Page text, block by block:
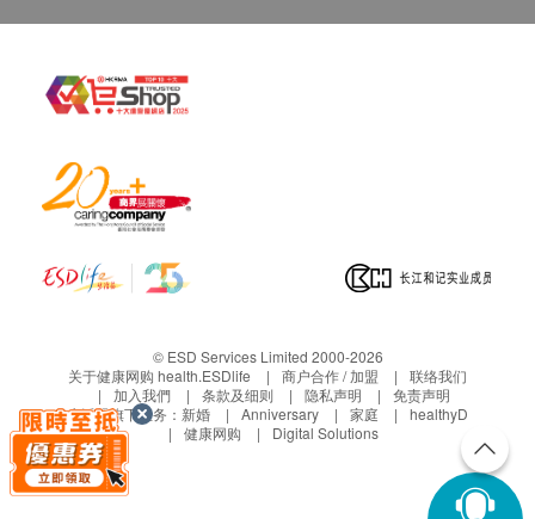
© ESD Services Limited 2000-2026
关于健康网购 health.ESDlife
商户合作 / 加盟
联络我们
加入我們
条款及细则 隐私声明
免责声明
生活易旗下业务： 新婚 Anniversary 家庭
healthyD
健康网购
Digital Solutions